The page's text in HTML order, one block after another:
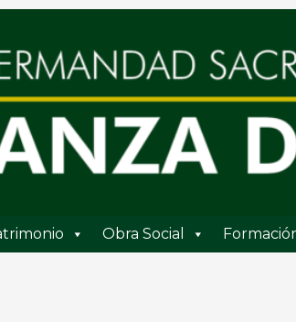
Obra Social